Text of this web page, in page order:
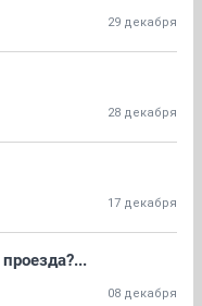
29 декабря
28 декабря
17 декабря
08 декабря